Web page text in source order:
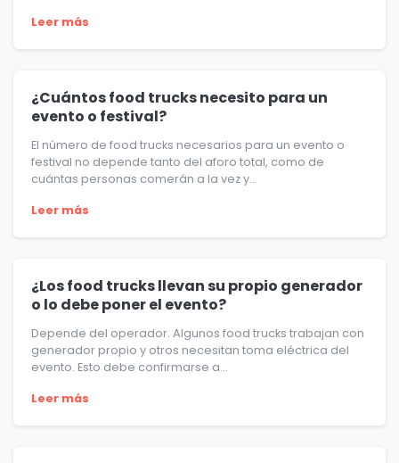
Leer más
¿Cuántos food trucks necesito para un
evento o festival?
El número de food trucks necesarios para un evento o
festival no depende tanto del aforo total, como de
cuántas personas comerán a la vez y...
Leer más
¿Los food trucks llevan su propio generador
o lo debe poner el evento?
Depende del operador. Algunos food trucks trabajan con
generador propio y otros necesitan toma eléctrica del
evento. Esto debe confirmarse a...
Leer más